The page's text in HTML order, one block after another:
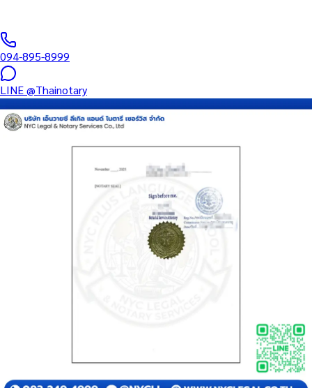
094-895-8999
LINE@Thainotary